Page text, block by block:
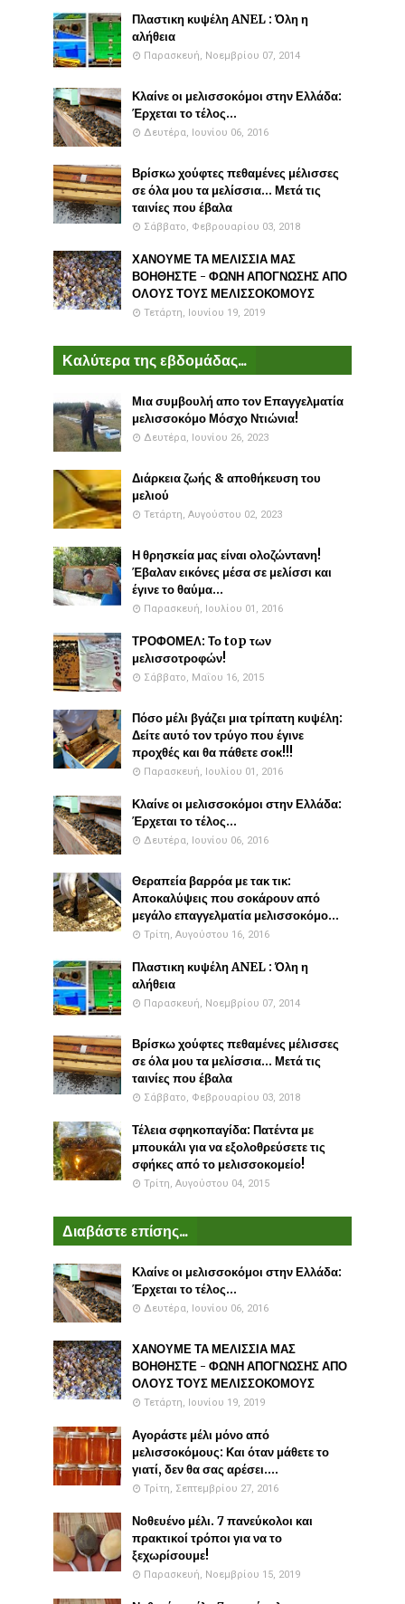
Πλαστικη κυψέλη ANEL : Όλη η
αλήθεια
Παρασκευή, Νοεμβρίου 07, 2014
Κλαίνε οι μελισσοκόμοι στην Ελλάδα:
Έρχεται το τέλος...
Δευτέρα, Ιουνίου 06, 2016
Βρίσκω χούφτες πεθαμένες μέλισσες
σε όλα μου τα μελίσσια... Μετά τις
ταινίες που έβαλα
Σάββατο, Φεβρουαρίου 03, 2018
ΧΑΝΟΥΜΕ ΤΑ ΜΕΛΙΣΣΙΑ ΜΑΣ
ΒΟΗΘΗΣΤΕ - ΦΩΝΗ ΑΠΟΓΝΩΣΗΣ ΑΠΟ
ΟΛΟΥΣ ΤΟΥΣ ΜΕΛΙΣΣΟΚΟΜΟΥΣ
Τετάρτη, Ιουνίου 19, 2019
Καλύτερα της εβδομάδας...
Μια συμβουλή απο τον Επαγγελματία
μελισσοκόμο Μόσχο Ντιώνια!
Δευτέρα, Ιουνίου 26, 2023
Διάρκεια ζωής & αποθήκευση του
μελιού
Τετάρτη, Αυγούστου 02, 2023
Η θρησκεία μας είναι ολοζώντανη!
Έβαλαν εικόνες μέσα σε μελίσσι και
έγινε το θαύμα...
Παρασκευή, Ιουλίου 01, 2016
ΤΡΟΦΟΜΕΛ: Το top των
μελισσοτροφών!
Σάββατο, Μαΐου 16, 2015
Πόσο μέλι βγάζει μια τρίπατη κυψέλη:
Δείτε αυτό τον τρύγο που έγινε
προχθές και θα πάθετε σοκ!!!
Παρασκευή, Ιουλίου 01, 2016
Κλαίνε οι μελισσοκόμοι στην Ελλάδα:
Έρχεται το τέλος...
Δευτέρα, Ιουνίου 06, 2016
Θεραπεία βαρρόα με τακ τικ:
Αποκαλύψεις που σοκάρουν από
μεγάλο επαγγελματία μελισσοκόμο...
Τρίτη, Αυγούστου 16, 2016
Πλαστικη κυψέλη ANEL : Όλη η
αλήθεια
Παρασκευή, Νοεμβρίου 07, 2014
Βρίσκω χούφτες πεθαμένες μέλισσες
σε όλα μου τα μελίσσια... Μετά τις
ταινίες που έβαλα
Σάββατο, Φεβρουαρίου 03, 2018
Τέλεια σφηκοπαγίδα: Πατέντα με
μπουκάλι για να εξολοθρεύσετε τις
σφήκες από το μελισσοκομείο!
Τρίτη, Αυγούστου 04, 2015
Διαβάστε επίσης...
Κλαίνε οι μελισσοκόμοι στην Ελλάδα:
Έρχεται το τέλος...
Δευτέρα, Ιουνίου 06, 2016
ΧΑΝΟΥΜΕ ΤΑ ΜΕΛΙΣΣΙΑ ΜΑΣ
ΒΟΗΘΗΣΤΕ - ΦΩΝΗ ΑΠΟΓΝΩΣΗΣ ΑΠΟ
ΟΛΟΥΣ ΤΟΥΣ ΜΕΛΙΣΣΟΚΟΜΟΥΣ
Τετάρτη, Ιουνίου 19, 2019
Αγοράστε μέλι μόνο από
μελισσοκόμους: Και όταν μάθετε το
γιατί, δεν θα σας αρέσει....
Τρίτη, Σεπτεμβρίου 27, 2016
Νοθευένο μέλι. 7 πανεύκολοι και
πρακτικοί τρόποι για να το
ξεχωρίσουμε!
Παρασκευή, Νοεμβρίου 15, 2019